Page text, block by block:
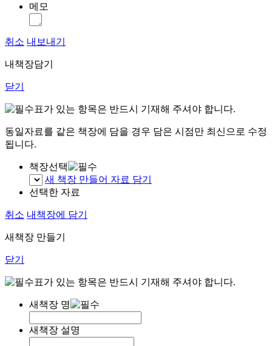
메모
취소 내보내기
내책장담기
닫기
표가 있는 항목은 반드시 기재해 주셔야 합니다.
동일자료를 같은 책장에 담을 경우 담은 시점만 최신으로 수정
됩니다.
책장선택
새 책장 만들어 자료 담기
선택한 자료
취소 내책장에 담기
새책장 만들기
닫기
표가 있는 항목은 반드시 기재해 주셔야 합니다.
새책장 명
새책장 설명